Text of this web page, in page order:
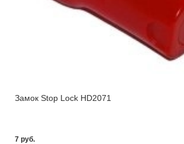
Замок Stop Lock HD2071
7 pуб.